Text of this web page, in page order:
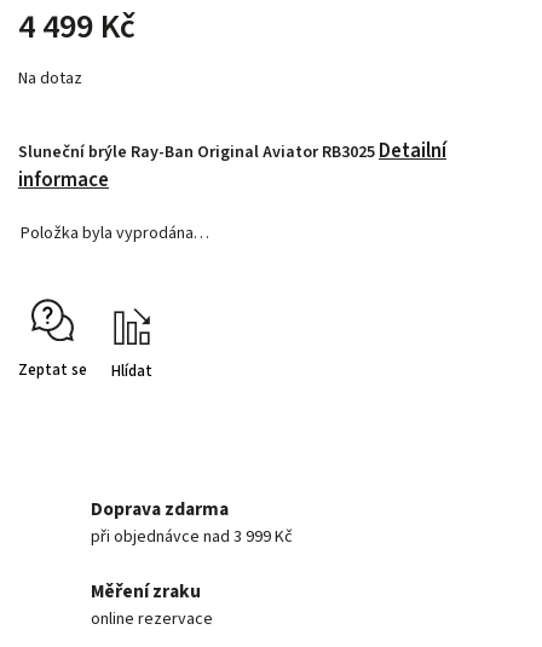
4 499 Kč
Na dotaz
Sluneční brýle Ray-Ban Original Aviator RB3025 Detailní
informace
Položka byla vyprodána…
Zeptat se Hlídat
Doprava zdarma
při objednávce nad 3 999 Kč
Měření zraku
online rezervace